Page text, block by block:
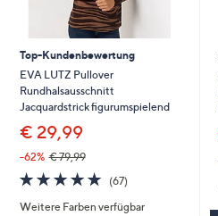
Top-Kundenbewertung
EVA LUTZ Pullover
Rundhalsausschnitt
Jacquardstrick figurumspielend
€ 29,99
-62% € 79,99
4.7
von
5
(67)67
Weitere Farben verfügbar